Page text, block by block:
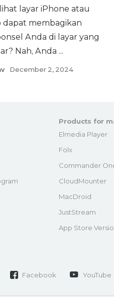
layar iPhone atau
dapat membagikan
Anda di layar yang
Nah, Anda ...
December 2, 2024
Products for
Elmedia Player
Folx
Commander
CloudMounter
MacDroid
JustStream
App Store
Facebook YouTube